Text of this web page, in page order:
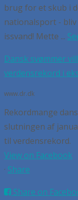
brug for et skub i
nationalsport - bliv
issvand! Mette ...
Dansk svømmer
verdensrekord i
www.dr.dk
Rekordmange
slutningen af
til verdensrekord.
View on Facebook
· Share
Share on